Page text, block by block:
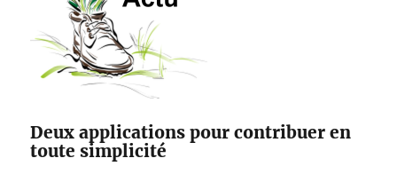
Deux applications pour contribuer en
toute simplicité